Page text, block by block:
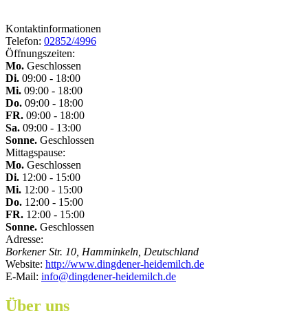
Kontaktinformationen
Telefon: 02852/4996
Öffnungszeiten:
Mo. Geschlossen
Di. 09:00 - 18:00
Mi. 09:00 - 18:00
Do. 09:00 - 18:00
FR. 09:00 - 18:00
Sa. 09:00 - 13:00
Sonne. Geschlossen
Mittagspause:
Mo. Geschlossen
Di. 12:00 - 15:00
Mi. 12:00 - 15:00
Do. 12:00 - 15:00
FR. 12:00 - 15:00
Sonne. Geschlossen
Adresse:
Borkener Str. 10, Hamminkeln, Deutschland
Website: http://www.dingdener-heidemilch.de
E-Mail: info@dingdener-heidemilch.de
Über uns